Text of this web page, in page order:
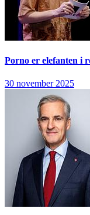
Porno er elefanten i
30 november 2025